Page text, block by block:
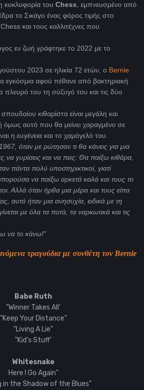
κυκλοφορία του Chess, εμπνευσμένο από
το Σικάγο ένας φόρος τιμής στο
και τους καλλιτέχνες που
εν ζωή γράφτηκε το 2022 με το
2023 σε ηλικία 72 ετών, ο Bernie
εγκόσμια αφού πέθανε από βακτηριακή
πλευρό του τη σύζυγό του και τις δύο
κιθαρίστα είναι μεγάλη και
όμως αυτό που θα μείνει χαραγμένο σε
η ευγένεια και το χαμόγελό του.
όταν με ρώτησαν τι θα κάνεις για μια
να γυρίσεις και να πεις: Θα παίξω κιθάρα,
πάντα πολύ υποστηρικτικοί, γιατί
να παίξω αρκετά καλά και τους το
Αλλά όταν ήρθα μια μέρα και τους είπα
αυτό ήταν μια ανησυχία, ειδικά με τη
με όλα τα ποτά, τα ναρκωτικά και τις
να το κάνω!"
τραγούδια με συνθέτη τον Bernie
Babe Ruth
"Winner Takes All'
"Keep Your Distance"
"Living A Lie"
"Kid's Stuff'
Whitesnake
Here I Go Again"
in the Shadow of the Blues"